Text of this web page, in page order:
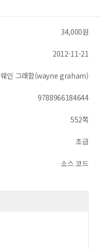
34,000원
2012-11-21
웨인 그래함(wayne graham)
9788966184644
552쪽
초급
소스 코드